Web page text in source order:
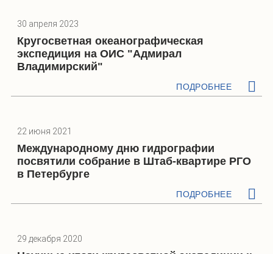
30 апреля 2023
Кругосветная океанографическая
экспедиция на ОИС "Адмирал
Владимирский"
ПОДРОБНЕЕ
22 июня 2021
Международному дню гидрографии
посвятили собрание в Штаб-квартире РГО
в Петербурге
ПОДРОБНЕЕ
29 декабря 2020